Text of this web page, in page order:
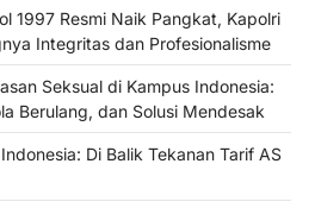
1997 Resmi Naik Pangkat, Kapolri
Integritas dan Profesionalisme
Seksual di Kampus Indonesia:
Berulang, dan Solusi Mendesak
Di Balik Tekanan Tarif AS